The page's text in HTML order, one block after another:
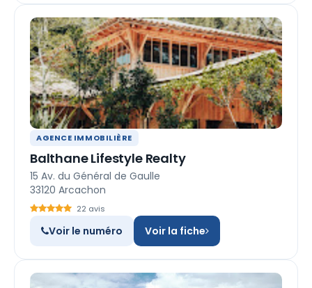
AGENCE IMMOBILIÈRE
Balthane Lifestyle Realty
15 Av. du Général de Gaulle
33120 Arcachon
22 avis
Voir le numéro Voir la fiche